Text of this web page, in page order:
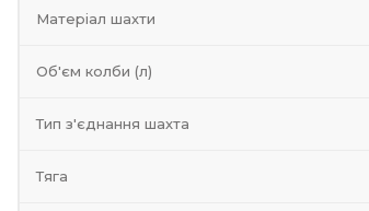
Матеріал шахти
Об'єм колби (л)
Тип з'єднання шахта
Тяга